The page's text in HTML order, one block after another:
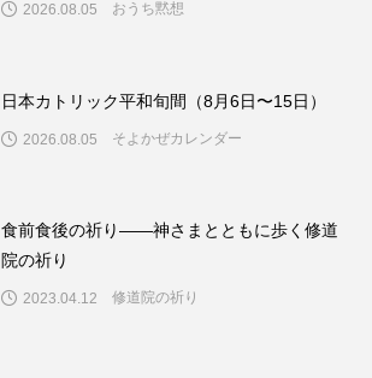
2026.08.05 おうち黙想
日本カトリック平和旬間（8月6日〜15日）
2026.08.05 そよかぜカレンダー
食前食後の祈り――神さまとともに歩く修道
院の祈り
2023.04.12 修道院の祈り